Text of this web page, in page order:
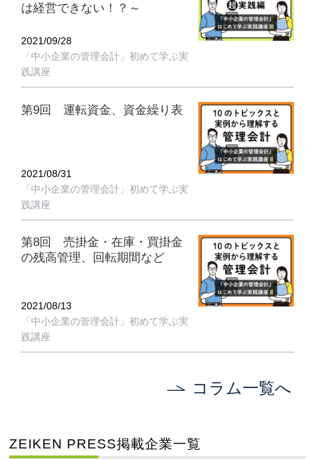
は経営できない！？～
2021/09/28
「中小企業の管理会計」初めて学ぶ実
践講座
第9回 運転資金、資金繰り表
2021/08/31
「中小企業の管理会計」初めて学ぶ実
践講座
第8回 売掛金・在庫・買掛金
の残高管理、回転期間など
2021/08/13
「中小企業の管理会計」初めて学ぶ実
践講座
コラム一覧へ
ZEIKEN PRESS掲載企業一覧